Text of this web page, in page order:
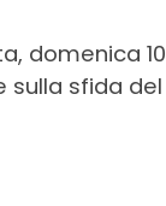
domenica 10
sulla sfida del